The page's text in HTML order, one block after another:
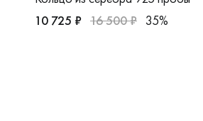
10 725 ₽ 16 500 ₽ 35%